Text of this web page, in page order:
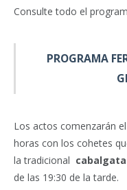
Consulte todo el
PROGRAMA
Los actos comenzarán el
horas con los cohetes
la tradicional
de las 19:30 de la tarde.